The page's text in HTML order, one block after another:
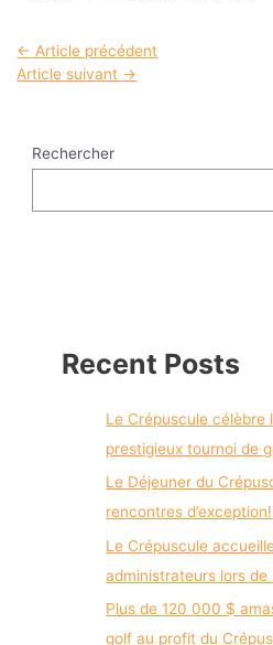
Navigation
de
← Article précédent
Article suivant →
Rechercher
Recent Posts
Le Crépuscule célèbre
prestigieux tournoi de
Le Déjeuner du
rencontres d’exception!
Le Crépuscule
administrateurs lors de
Plus de 120 000 $
golf au profit du